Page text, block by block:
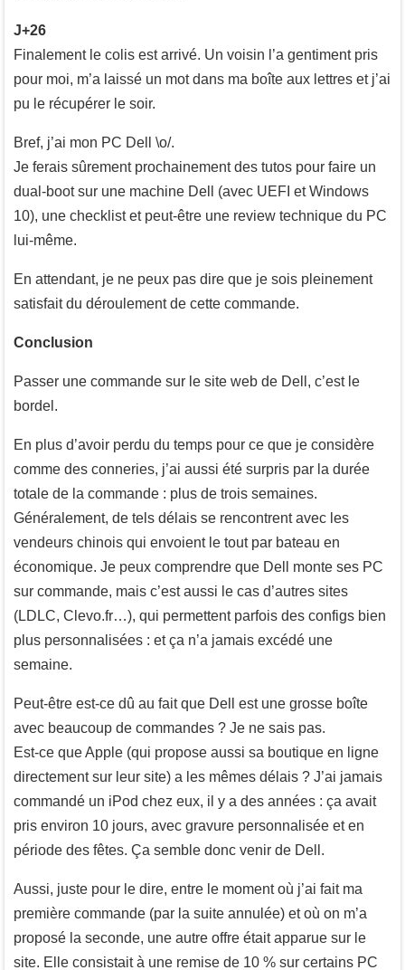
J+26
Finalement le colis est arrivé. Un voisin l’a gentiment pris
pour moi, m’a laissé un mot dans ma boîte aux lettres et j’ai
pu le récupérer le soir.
Bref, j’ai mon PC Dell \o/.
Je ferais sûrement prochainement des tutos pour faire un
dual-boot sur une machine Dell (avec UEFI et Windows
10), une checklist et peut-être une review technique du PC
lui-même.
En attendant, je ne peux pas dire que je sois pleinement
satisfait du déroulement de cette commande.
Conclusion
Passer une commande sur le site web de Dell, c’est le
bordel.
En plus d’avoir perdu du temps pour ce que je considère
comme des conneries, j’ai aussi été surpris par la durée
totale de la commande : plus de trois semaines.
Généralement, de tels délais se rencontrent avec les
vendeurs chinois qui envoient le tout par bateau en
économique. Je peux comprendre que Dell monte ses PC
sur commande, mais c’est aussi le cas d’autres sites
(LDLC, Clevo.fr…), qui permettent parfois des configs bien
plus personnalisées : et ça n’a jamais excédé une
semaine.
Peut-être est-ce dû au fait que Dell est une grosse boîte
avec beaucoup de commandes ? Je ne sais pas.
Est-ce que Apple (qui propose aussi sa boutique en ligne
directement sur leur site) a les mêmes délais ? J’ai jamais
commandé un iPod chez eux, il y a des années : ça avait
pris environ 10 jours, avec gravure personnalisée et en
période des fêtes. Ça semble donc venir de Dell.
Aussi, juste pour le dire, entre le moment où j’ai fait ma
première commande (par la suite annulée) et où on m’a
proposé la seconde, une autre offre était apparue sur le
site. Elle consistait à une remise de 10 % sur certains PC